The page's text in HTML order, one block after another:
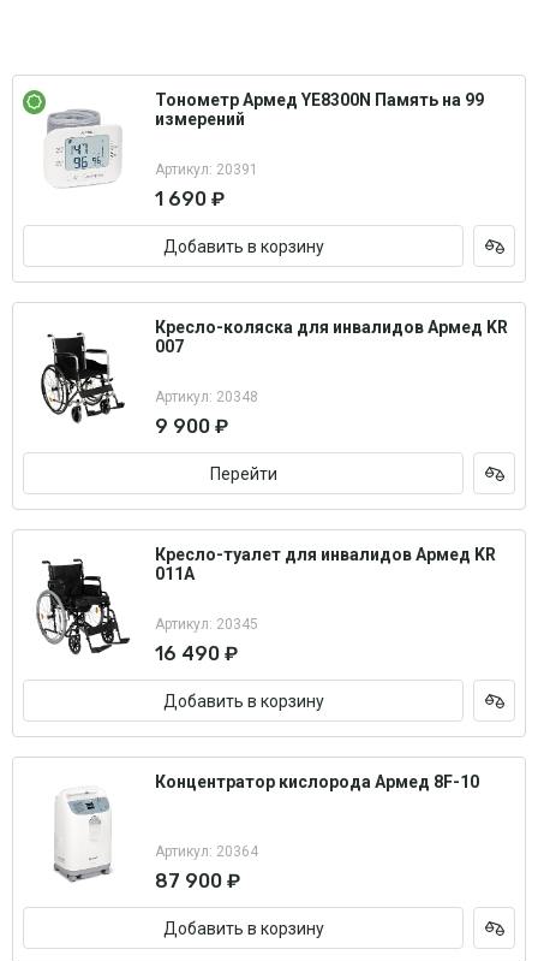
Тонометр Армед YE8300N Память на 99
измерений
Артикул: 20391
1 690 ₽
Добавить в корзину
Кресло-коляска для инвалидов Армед KR
007
Артикул: 20348
9 900 ₽
Перейти
Кресло-туалет для инвалидов Армед KR
011A
Артикул: 20345
16 490 ₽
Добавить в корзину
Концентратор кислорода Армед 8F-10
Артикул: 20364
87 900 ₽
Добавить в корзину